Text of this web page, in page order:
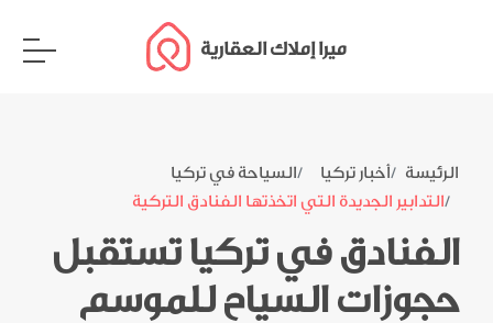
ميرا إملاك العقارية
الرئيسة أخبار تركيا
السياحة في تركيا
التدابير الجديدة التي اتخذتها الفنادق التركية
الفنادق في تركيا تستقبل
حجوزات السياح للموسم